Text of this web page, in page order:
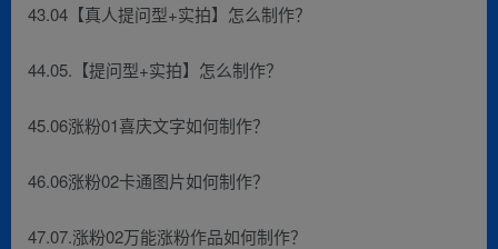
43.04【真人提问型+实拍】怎么制作？
44.05.【提问型+实拍】怎么制作？
45.06涨粉01喜庆文字如何制作？
46.06涨粉02卡通图片如何制作？
47.07.涨粉02万能涨粉作品如何制作？